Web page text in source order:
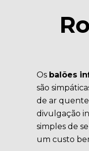
Os balões
são
de ar
divulgação
simples de
um custo